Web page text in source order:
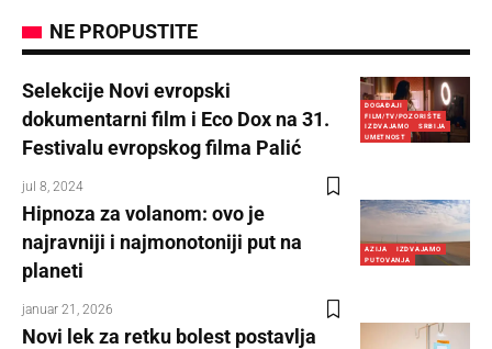
NE PROPUSTITE
DOGAĐAJI
FILM/TV/POZORIŠTE
IZDVAJAMO
SRBIJA
UMETNOST
Selekcije Novi evropski
dokumentarni film i Eco Dox na 31.
Festivalu evropskog filma Palić
jul 8, 2024
AZIJA
IZDVAJAMO
PUTOVANJA
Hipnoza za volanom: ovo je
najravniji i najmonotoniji put na
planeti
januar 21, 2026
Novi lek za retku bolest postavlja